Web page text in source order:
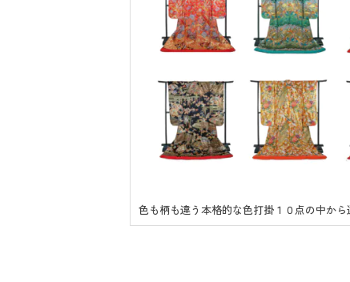
色も柄も違う本格的な色打掛１０点の中から